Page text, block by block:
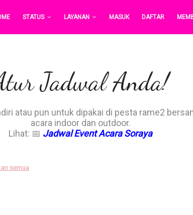
STATUS LAYANAN MASUK DAFTAR
Jadwal Anda!
atau pun untuk dipakai di pesta rame2
acara indoor dan outdoor.
Lihat: 📅 Jadwal Event Acara Soraya
semua